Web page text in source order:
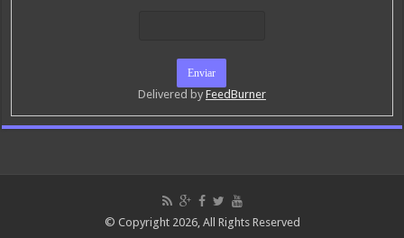
Delivered by FeedBurner
© Copyright 2026, All Rights Reserved